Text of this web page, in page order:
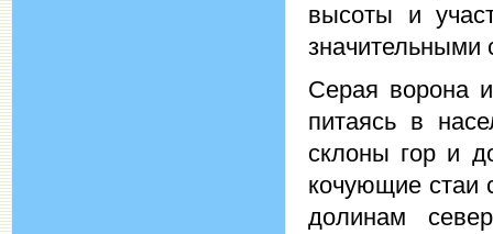
высоты и
значительными
Серая ворона
питаясь в
склоны гор и
кочующие стаи
долинам